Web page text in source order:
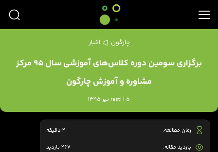
چارگون اخبار
برگزاری سومین دوره کلاس‌های آموزشی سال 95 مرکز
مشاوره و آموزش چارگون
rasti | 5 تیر 1395
زمان مطالعه: 2 دقیقه
بازدید مقاله: 267 بازدید